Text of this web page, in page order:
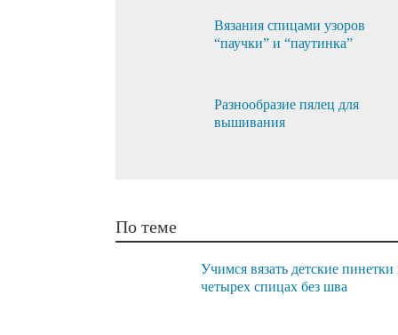
Вязания спицами узоров
“паучки” и “паутинка”
Разнообразие пялец для
вышивания
По теме
Учимся вязать детские пинетки
четырех спицах без шва